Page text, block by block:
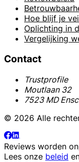
Hoe blijf je
Oplichting in
Vergelijking
Contact
Trustprofile
Moutlaan 32
7523 MD
© 2026 Alle
Reviews worden
Lees onze beleid